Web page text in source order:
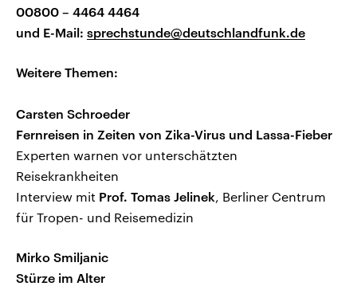
00800 – 4464 4464
und E-Mail: sprechstunde@deutschlandfunk.de
Weitere Themen:
Carsten Schroeder
Fernreisen in Zeiten von Zika-Virus und Lassa-Fieber
Experten warnen vor unterschätzten
Reisekrankheiten
Interview mit Prof. Tomas Jelinek, Berliner Centrum
für Tropen- und Reisemedizin
Mirko Smiljanic
Stürze im Alter